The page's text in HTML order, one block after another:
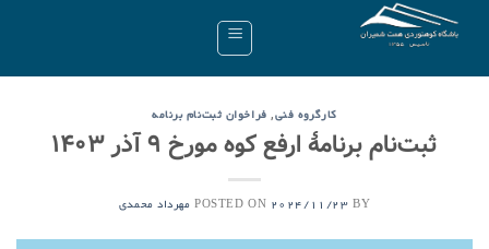
کارگروه فنی, فراخوان ثبت‌نام برنامه
ثبت‌نام برنامۀ ارفع کوه مورخ ۹ آذر ۱۴۰۳
POSTED ON 2024/11/23 BY مهرداد محمدی